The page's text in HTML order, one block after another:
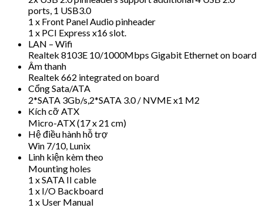
ports, 1 USB3.0
1 x Front Panel Audio pinheader
1 x PCI Express x16 slot.
LAN – Wifi
Realtek 8103E 10/1000Mbps Gigabit Ethernet on board
Âm thanh
Realtek 662 integrated on board
Cổng Sata/ATA
2*SATA 3Gb/s,2*SATA 3.0 / NVME x1 M2
Kích cỡ ATX
Micro-ATX (17 x 21 cm)
Hệ điều hành hỗ trợ
Win 7/10, Lunix
Linh kiện kèm theo
Mounting holes
1 x SATA II cable
1 x I/O Backboard
1 x User Manual